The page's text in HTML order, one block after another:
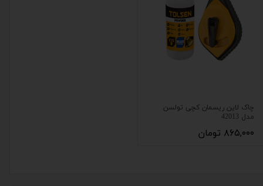
چاک لاین ریسمان کچی تولسن
مدل 42013
۸۶۵,۰۰۰ تومان